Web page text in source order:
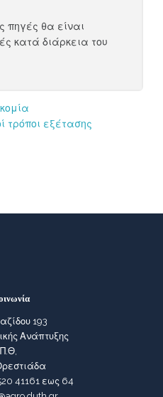
πηγές θα είναι
κατά διάρκεια του
τρόποι εξέτασης
193
Ανάπτυξης
41161 εως 64